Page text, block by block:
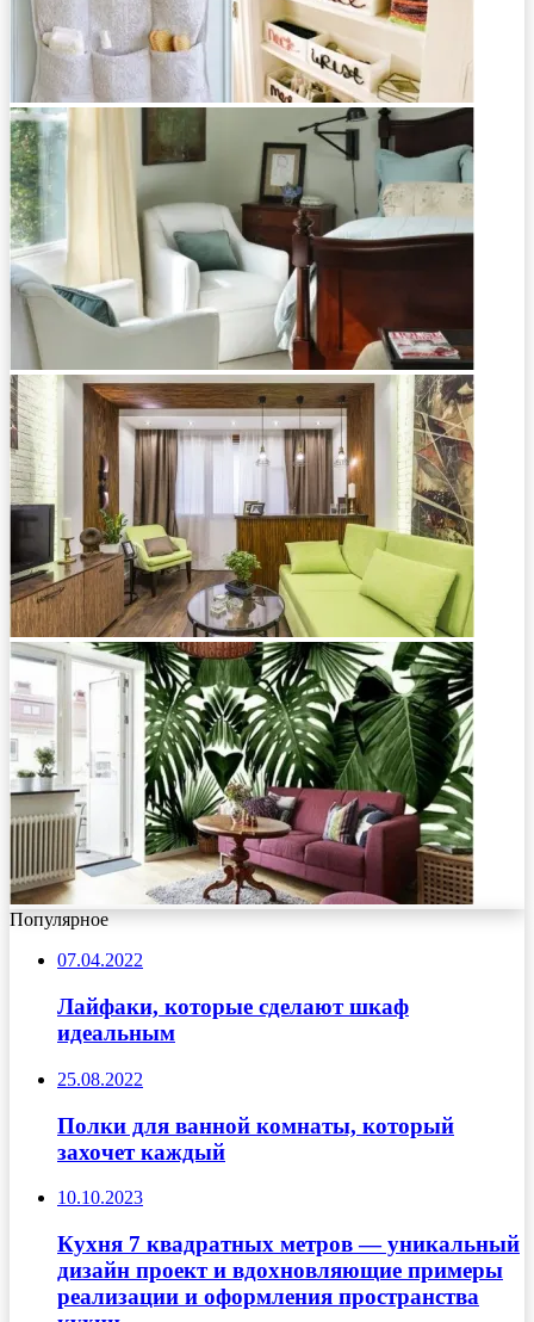
Популярное
07.04.2022
Лайфаки, которые сделают шкаф
идеальным
25.08.2022
Полки для ванной комнаты, который
захочет каждый
10.10.2023
Кухня 7 квадратных метров — уникальный
дизайн проект и вдохновляющие примеры
реализации и оформления пространства